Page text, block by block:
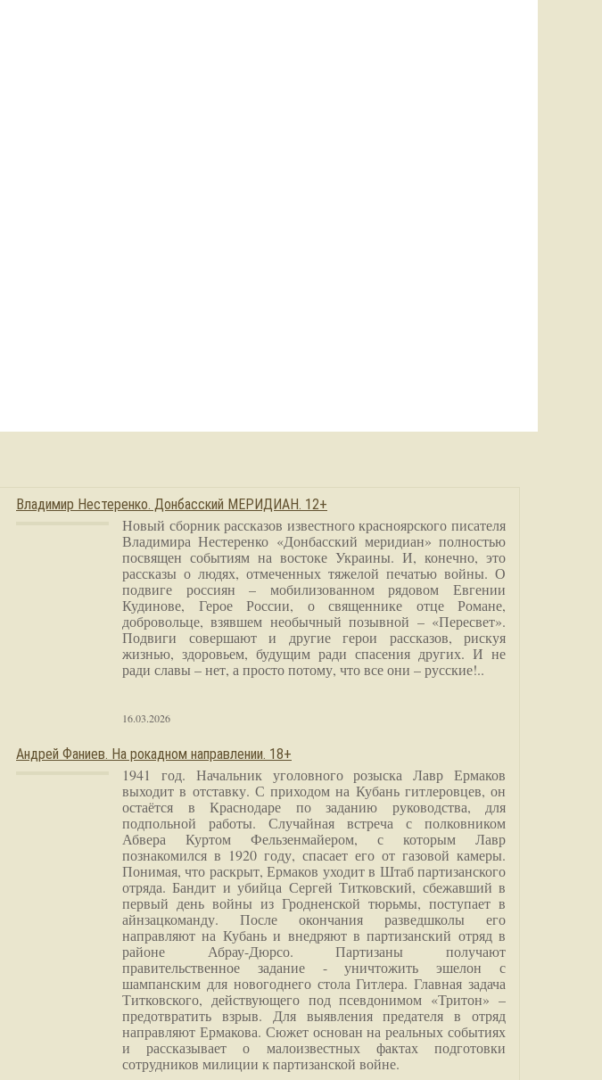
Владимир Нестеренко. Донбасский МЕРИДИАН. 12+
Новый сборник рассказов известного красноярского писателя
Владимира Нестеренко «Донбасский меридиан» полностью
посвящен событиям на востоке Украины. И, конечно, это
рассказы о людях, отмеченных тяжелой печатью войны. О
подвиге россиян – мобилизованном рядовом Евгении
Кудинове, Герое России, о священнике отце Романе,
добровольце, взявшем необычный позывной – «Пересвет».
Подвиги совершают и другие герои рассказов, рискуя
жизнью, здоровьем, будущим ради спасения других. И не
ради славы – нет, а просто потому, что все они – русские!..
16.03.2026
Андрей Фаниев. На рокадном направлении. 18+
1941 год. Начальник уголовного розыска Лавр Ермаков
выходит в отставку. С приходом на Кубань гитлеровцев, он
остаётся в Краснодаре по заданию руководства, для
подпольной работы. Случайная встреча с полковником
Абвера Куртом Фельзенмайером, с которым Лавр
познакомился в 1920 году, спасает его от газовой камеры.
Понимая, что раскрыт, Ермаков уходит в Штаб партизанского
отряда. Бандит и убийца Сергей Титковский, сбежавший в
первый день войны из Гродненской тюрьмы, поступает в
айнзацкоманду. После окончания разведшколы его
направляют на Кубань и внедряют в партизанский отряд в
районе Абрау-Дюрсо. Партизаны получают
правительственное задание - уничтожить эшелон с
шампанским для новогоднего стола Гитлера. Главная задача
Титковского, действующего под псевдонимом «Тритон» –
предотвратить взрыв. Для выявления предателя в отряд
направляют Ермакова. Сюжет основан на реальных событиях
и рассказывает о малоизвестных фактах подготовки
сотрудников милиции к партизанской войне.